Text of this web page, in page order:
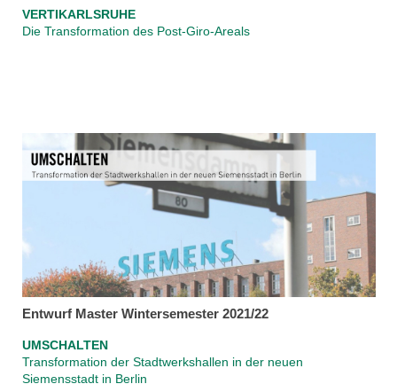
VERTIKARLSRUHE
Die Transformation des Post-Giro-Areals
Entwurf Master Wintersemester 2021/22
UMSCHALTEN
Transformation der Stadtwerkshallen in der neuen
Siemensstadt in Berlin